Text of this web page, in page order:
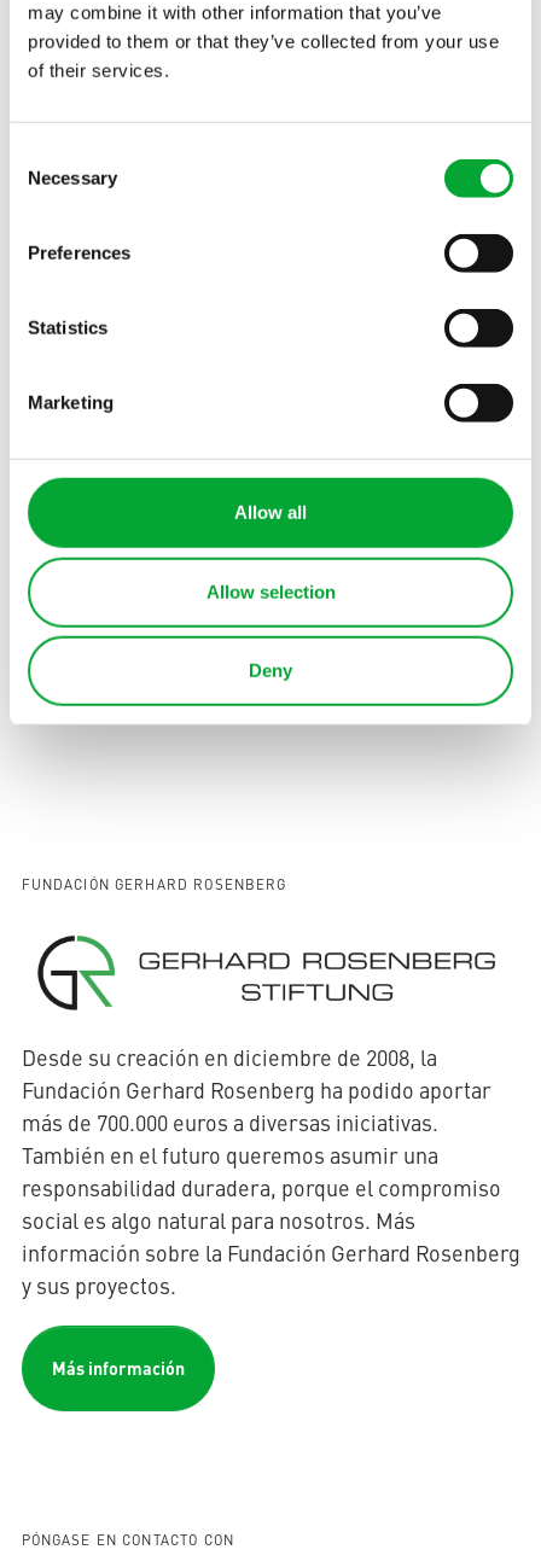
may combine it with other information that you’ve
provided to them or that they’ve collected from your use
of their services.
Selection
Necessary
Preferences
Statistics
Marketing
Allow all
Allow selection
Deny
SOSTENIBILIDAD
EQUIPO DIRECTIVO Y EQUIPOS
FUNDACIÓN GERHARD ROSENBERG
Desde su creación en diciembre de 2008, la
Fundación Gerhard Rosenberg ha podido aportar
más de 700.000 euros a diversas iniciativas.
También en el futuro queremos asumir una
responsabilidad duradera, porque el compromiso
social es algo natural para nosotros. Más
información sobre la Fundación Gerhard Rosenberg
y sus proyectos.
Más información
PÓNGASE EN CONTACTO CON